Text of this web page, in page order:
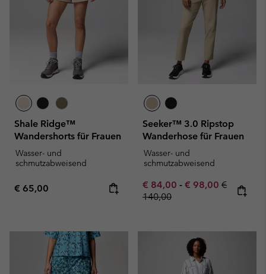
Shale Ridge™
Wandershorts für Frauen
Wasser- und
schmutzabweisend
Regular price:
€ 65,00
Seeker™ 3.0 Ripstop
Wanderhose für Frauen
Wasser- und
schmutzabweisend
Minimum sale price:
€ 84,00 - Maximum sale
€ 98,00 Regular
€
140,00